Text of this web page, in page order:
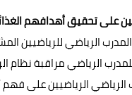
على تحقيق أهدافهم
الرياضي للرياضيين
الرياضي مراقبة نظام
الرياضي الرياضيين على